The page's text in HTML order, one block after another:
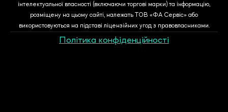
Політика конфіденційності
інтелектуальної власності (включаючи торгові марки) та інформацію,
розміщену на цьому сайті, належать ТОВ «ФА Сервіс» або
використовуються на підставі ліцензійних угод з правовласниками.